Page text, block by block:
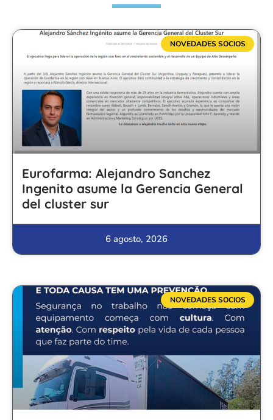
NOVEDADES SOCIOS
Eurofarma: Alejandro Sanchez
Ingenito asume la Gerencia General
del cluster sur
6 agosto, 2026
NOVEDADES SOCIOS